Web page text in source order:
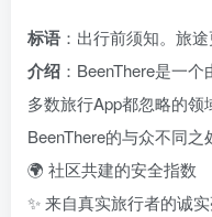
标语 ：出行前须知。旅
介绍 ：BeenThere是一
多数旅行App都忽略的领
BeenThere的与众不同之
🌍 社区共建的安全指数
✨ 来自真实旅行者的诚